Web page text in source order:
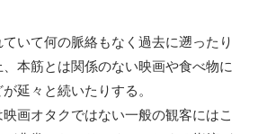
いて何の脈絡もなく過去に遡ったり
本筋とは関係のない映画や食べ物に
延々と続いたりする。
画オタクではない一般の観客にはこ